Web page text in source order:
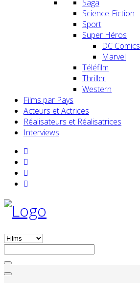
Saga
Science-Fiction
Sport
Super Héros
DC Comics
Marvel
Téléfilm
Thriller
Western
Films par Pays
Acteurs et Actrices
Réalisateurs et Réalisatrices
Interviews